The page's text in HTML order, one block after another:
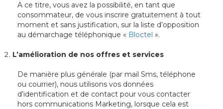
A ce titre, vous avez la possibilité, en tant que
consommateur, de vous inscrire gratuitement à tout
moment et sans justification, sur la liste d’opposition
au démarchage téléphonique « Bloctel ».
L’amélioration de nos offres et services
De manière plus générale (par mail Sms, téléphone
ou courrier), nous utilisons vos données
d’identification et de contact pour vous contacter
hors communications Marketing, lorsque cela est